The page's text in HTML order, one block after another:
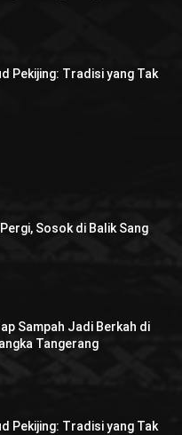
Pekijing: Tradisi yang Tak
Sosok di Balik Sang
Sampah Jadi Berkah di
Tangerang
Pekijing: Tradisi yang Tak